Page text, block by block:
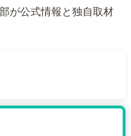
が公式情報と独自取材